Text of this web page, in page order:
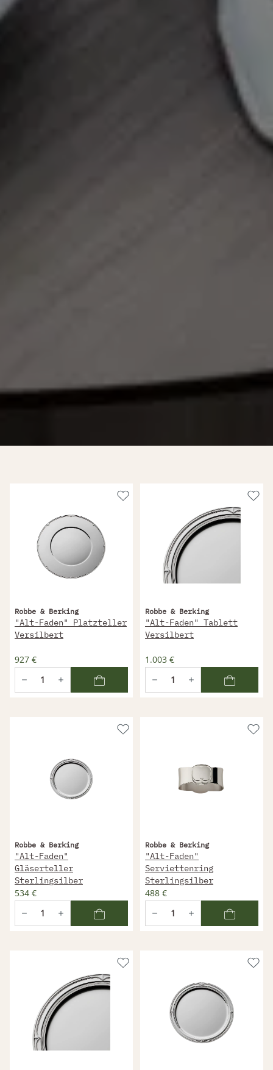
Robbe & Berking
"Alt-Faden" Platzteller
Versilbert
927 €
Robbe & Berking
"Alt-Faden" Tablett
Versilbert
1.003 €
Robbe & Berking
"Alt-Faden"
Gläserteller
Sterlingsilber
534 €
Robbe & Berking
"Alt-Faden"
Serviettenring
Sterlingsilber
488 €